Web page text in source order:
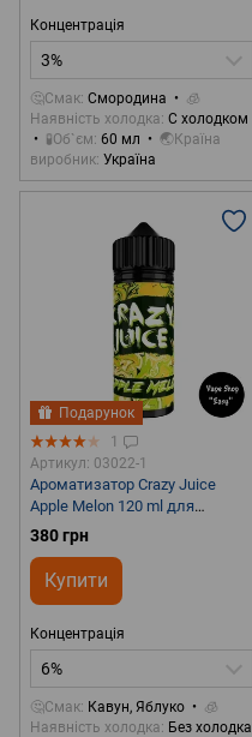
Концентрація
3%
🤔Смак Смородина
🧊
Наявність холодка С холодком
🧪Об`єм 60 мл
🌏Країна
виробник Україна
Подарунок
1
Артикул: 03022-1
Ароматизатор Crazy Juice
Apple Melon 120 ml для
самозамісу
380 грн
Купити
Концентрація
6%
🤔Смак Кавун, Яблуко
🧊
Наявність холодка Без холодка